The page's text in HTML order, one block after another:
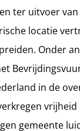
ter uitvoer
locatie
Onder
in de
gemeente